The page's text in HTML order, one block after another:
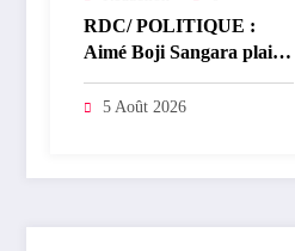
RDC/ POLITIQUE :
Aimé Boji Sangara plaide
pour un tribunal
international afin de
RDC
5 Août 2026